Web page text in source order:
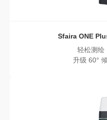
Sfaira ONE
轻松测绘
升级 60°